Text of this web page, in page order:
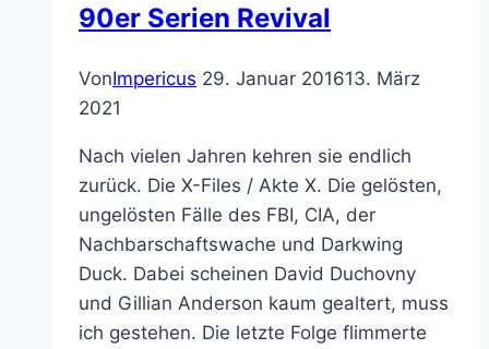
90er Serien Revival
VonImpericus 29. Januar 201613. März
2021
Nach vielen Jahren kehren sie endlich
zurück. Die X-Files / Akte X. Die gelösten,
ungelösten Fälle des FBI, CIA, der
Nachbarschaftswache und Darkwing
Duck. Dabei scheinen David Duchovny
und Gillian Anderson kaum gealtert, muss
ich gestehen. Die letzte Folge flimmerte